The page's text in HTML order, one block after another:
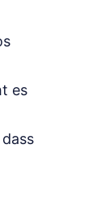
es